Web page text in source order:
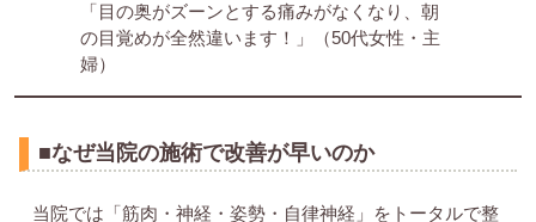
「目の奥がズーンとする痛みがなくなり、朝
の目覚めが全然違います！」（50代女性・主
婦）
■なぜ当院の施術で改善が早いのか
当院では「筋肉・神経・姿勢・自律神経」をトータルで整